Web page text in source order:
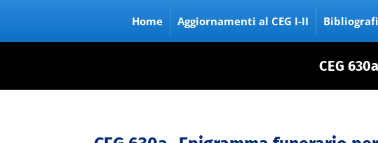
Home Aggiornamenti al CEG I-II
CEG